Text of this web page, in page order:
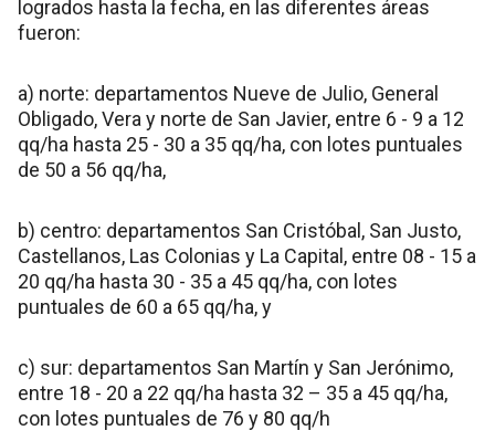
logrados hasta la fecha, en las diferentes áreas
fueron:
a) norte: departamentos Nueve de Julio, General
Obligado, Vera y norte de San Javier, entre 6 - 9 a 12
qq/ha hasta 25 - 30 a 35 qq/ha, con lotes puntuales
de 50 a 56 qq/ha,
b) centro: departamentos San Cristóbal, San Justo,
Castellanos, Las Colonias y La Capital, entre 08 - 15 a
20 qq/ha hasta 30 - 35 a 45 qq/ha, con lotes
puntuales de 60 a 65 qq/ha, y
c) sur: departamentos San Martín y San Jerónimo,
entre 18 - 20 a 22 qq/ha hasta 32 – 35 a 45 qq/ha,
con lotes puntuales de 76 y 80 qq/h